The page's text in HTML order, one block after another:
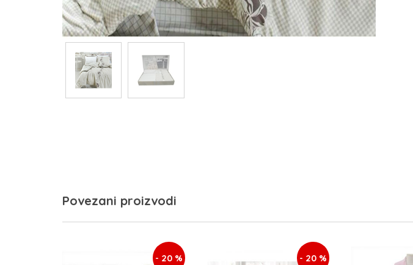
Povezani proizvodi
- 20 % - 20 %